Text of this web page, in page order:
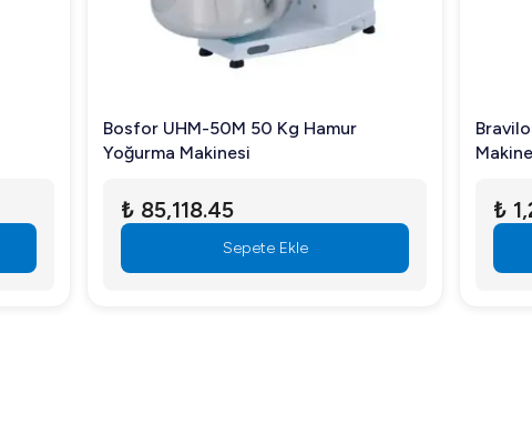
detayları müşteri hizmetlerimizden öğrenebilirsiniz.
işletmenizin ihtiyaçlarını hızlı ve etkili bir şekilde karşılamak için
ekleyerek işletmenize değer katabilirsiniz.
Bosfor UHM-50M 50 Kg Hamur
Yoğurma Makinesi
₺ 85,118.45
Sepete Ekle
₺